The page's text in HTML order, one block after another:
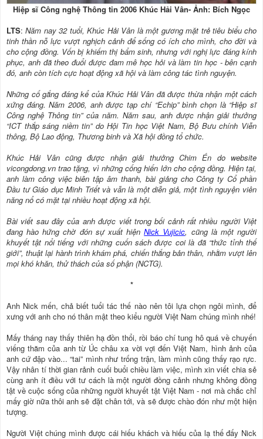
Hiệp sĩ Công nghệ Thông tin 2006 Khúc Hải Vân- Ảnh: Bích Ngọc
LTS:Năm nay 32 tuổi, Khúc Hải Vân là một gương mặt trẻ tiêu biểu cho
tinh thần nỗ lực vượt nghịch cảnh để sống có ích cho mình, cho đời và
cho cộng đồng. Vốn bị khiếm thị bẩm sinh, nhưng với nghị lực đáng kính
phục, anh đã theo đuổi được đam mê học hỏi và làm tin học - bên cạnh
đó, anh còn tích cực hoạt động xã hội và làm công tác tình nguyện.
Những cố gắng đáng kể của Khúc Hải Vân đã được thừa nhận một cách
xứng đáng. Năm 2006, anh được tạp chí “Echip” bình chọn là “Hiệp sĩ
Công nghệ Thông tin” của năm. Năm sau, anh được nhận giải thưởng
“ICT thắp sáng niềm tin” do Hội Tin học Việt Nam, Bộ Bưu chính Viễn
thông, Bộ Lao động, Thương binh và Xã hội đồng tổ chức.
Khúc Hải Vân cũng được nhận giải thưởng Chim Én do website
vicongdong.vn trao tặng, vì những cống hiến lớn cho cộng đồng. Hiện tại,
anh làm công việc biên tập âm thanh, bài giảng cho Công ty Cổ phần
Đầu tư Giáo dục Minh Triết và vẫn là một diễn giả, một tình nguyện viên
năng nổ có mặt tại nhiều hoạt động xã hội.
Bài viết sau đây của anh được viết trong bối cảnh rất nhiều người Việt
đang hào hứng chờ đón sự xuất hiệnNick Vujicic, cũng là một người
khuyết tật nổi tiếng với những cuốn sách được coi là đã “thức tỉnh thế
giới”, thuật lại hành trình khám phá, chiến thắng bản thân, nhằm vượt lên
mọi khó khăn, thử thách của số phận (NCTG).
*
Anh Nick mến, chả biết tuổi tác thế nào nên tôi lựa chọn ngôi mình, để
xưng với anh cho nó thân mật theo kiểu người Việt Nam chúng mình nhé!
Mấy tháng nay thấy thiên hạ đồn thổi, rồi báo chí tung hô quá về chuyến
viếng thăm của anh từ Úc châu xa vời vợi đến Việt Nam, hình ảnh của
anh cứ đập vào... “tai” mình như trống trận, làm mình cũng thấy rạo rực.
Vậy nhân tí thời gian rảnh cuối buổi chiều làm việc, mình xin viết chia sẻ
cùng anh ít điều với tư cách là một người đồng cảnh nhưng không đồng
tật về cuộc sống của những người khuyết tật Việt Nam - nơi mà chắc chỉ
mấy giờ nữa thôi anh sẽ đặt chân tới, và sẽ được chào đón như một hiện
tượng.
Người Việt chúng mình được cái hiếu khách và hiếu của lạ thế đấy Nick